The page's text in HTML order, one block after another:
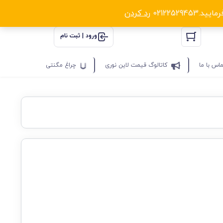
رد کردن
ورود | ثبت نام
با ما کاتالوگ قیمت لاین نوری چراغ مگنتی